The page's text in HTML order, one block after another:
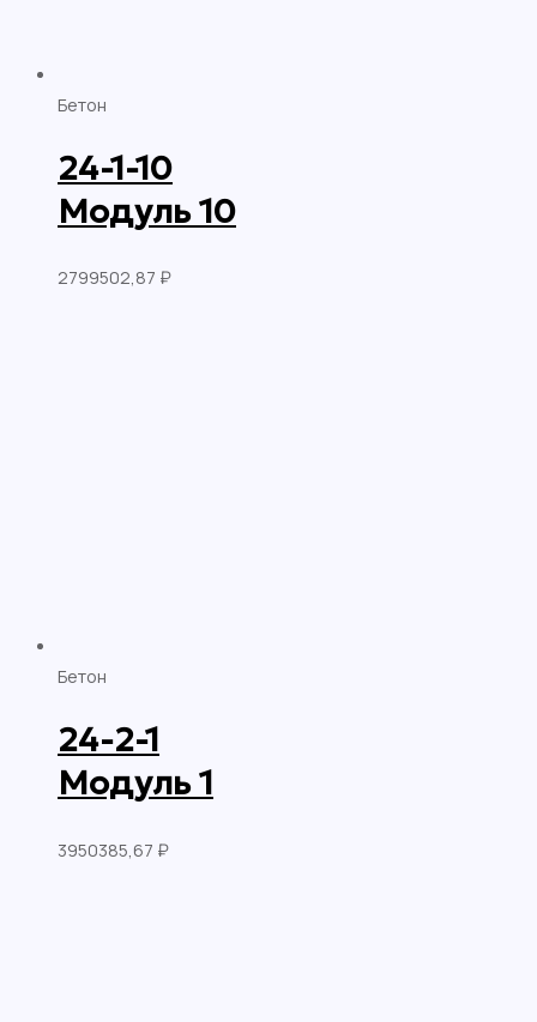
Бетон
24-1-10
Модуль 10
2799502,87 ₽
Бетон
24-2-1
Модуль 1
3950385,67 ₽